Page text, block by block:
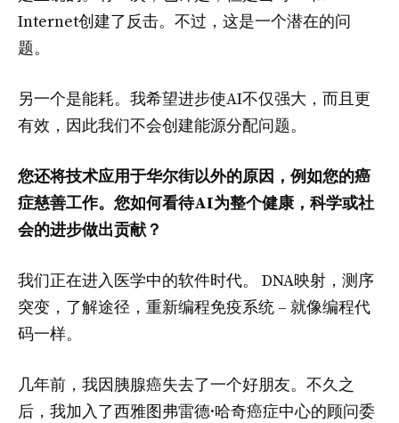
Internet创建了反击。不过，这是一个潜在的问
题。
另一个是能耗。我希望进步使AI不仅强大，而且更
有效，因此我们不会创建能源分配问题。
您还将技术应用于华尔街以外的原因，例如您的癌
症慈善工作。您如何看待AI为整个健康，科学或社
会的进步做出贡献？
我们正在进入医学中的软件时代。 DNA映射，测序
突变，了解途径，重新编程免疫系统 – 就像编程代
码一样。
几年前，我因胰腺癌失去了一个好朋友。不久之
后，我加入了西雅图弗雷德·哈奇癌症中心的顾问委